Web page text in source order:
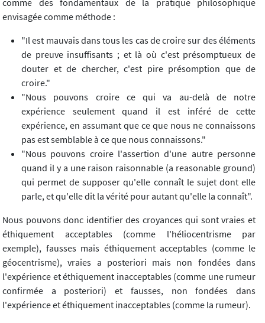
envisagée comme méthode :
"Il est mauvais dans tous les cas de croire sur des éléments
de preuve insuffisants ; et là où c'est présomptueux de
douter et de chercher, c'est pire présomption que de
croire."
"Nous pouvons croire ce qui va au-delà de notre
expérience seulement quand il est inféré de cette
expérience, en assumant que ce que nous ne connaissons
pas est semblable à ce que nous connaissons."
"Nous pouvons croire l'assertion d'une autre personne
quand il y a une raison raisonnable (a reasonable ground)
qui permet de supposer qu'elle connaît le sujet dont elle
parle, et qu'elle dit la vérité pour autant qu'elle la connaît".
Nous pouvons donc identifier des croyances qui sont vraies et
éthiquement acceptables (comme l'héliocentrisme par
exemple), fausses mais éthiquement acceptables (comme le
géocentrisme), vraies a posteriori mais non fondées dans
l'expérience et éthiquement inacceptables (comme une rumeur
confirmée a posteriori) et fausses, non fondées dans
l'expérience et éthiquement inacceptables (comme la rumeur).